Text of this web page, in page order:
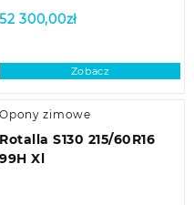
52 300,00zł
Zobacz
Opony zimowe
Rotalla S130 215/60R16
99H Xl